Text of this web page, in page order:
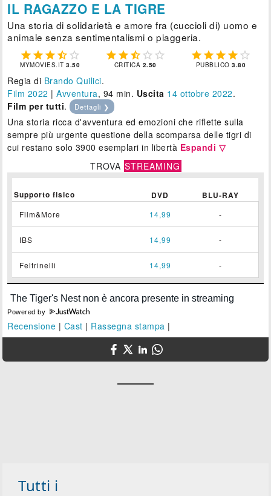
IL RAGAZZO E LA TIGRE
Una storia di solidarietà e amore fra (cuccioli di) uomo e
animale senza sentimentalismi o piaggeria.
    
MYMOVIES.IT3.50
    
CRITICA 2.50
    
PUBBLICO3.80
Regia di Brando Quilici.
Film 2022 |Avventura, 94 min. Uscita 14 ottobre 2022.
Film per tutti. Dettagli ❯
Una storia ricca d'avventura ed emozioni che riflette sulla
sempre più urgente questione della scomparsa delle tigri di
cui restano solo 3900 esemplari in libertà Espandi ▽
TROVA STREAMING
Supporto fisico DVD BLU-RAY
Film&More 14,99 -
IBS 14,99 -
Feltrinelli 14,99 -
Powered by
Recensione | Cast | Rassegna stampa |
Tutti i